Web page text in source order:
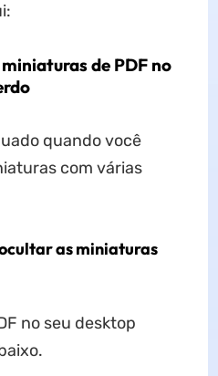
de PDF no
quando você
com várias
as miniaturas
no seu desktop